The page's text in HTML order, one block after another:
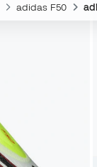
adidas F50